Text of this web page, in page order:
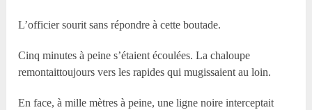
L’officier sourit sans répondre à cette boutade.
Cinq minutes à peine s’étaient écoulées. La chaloupe
remontaittoujours vers les rapides qui mugissaient au loin.
En face, à mille mètres à peine, une ligne noire interceptait